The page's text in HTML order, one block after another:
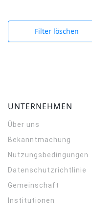
Filter löschen
UNTERNEHMEN
Über uns
Bekanntmachung
Nutzungsbedingungen
Datenschutzrichtlinie
Gemeinschaft
Institutionen